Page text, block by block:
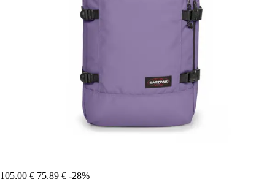
105,00 € 75,89 € -28%